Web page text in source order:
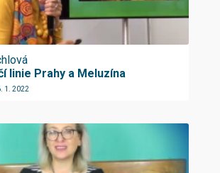
linie Prahy a Meluzína
1. 2022